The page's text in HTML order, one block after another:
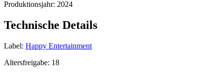
Produktionsjahr: 2024
Technische Details
Label: Happy Entertainment
Altersfreigabe: 18